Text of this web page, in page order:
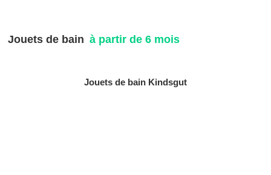
Jouets de bain à partir de 6 mois
Jouets de bain Kindsgut